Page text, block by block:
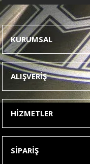
Bu ürünün fiyat bilgisi,
konularda yetersiz
tarafımıza iletebilirsiniz.
Görüş ve önerileriniz için
Ürün resmi kalitesiz,
Ürün açıklamasında
Ürün bilgilerinde
Ürün fiyatı diğer
Bu ürüne benzer farklı
KURUMSAL
ALIŞVERİŞ
HİZMETLER
SİPARİŞ